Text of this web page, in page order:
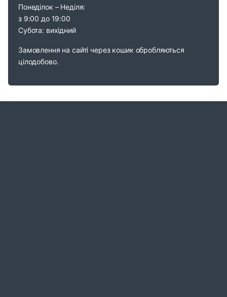
Понеділок – Неділя:
з 9:00 до 19:00
Субота: вихідний
Замовлення на сайті через кошик обробляються
цілодобово.